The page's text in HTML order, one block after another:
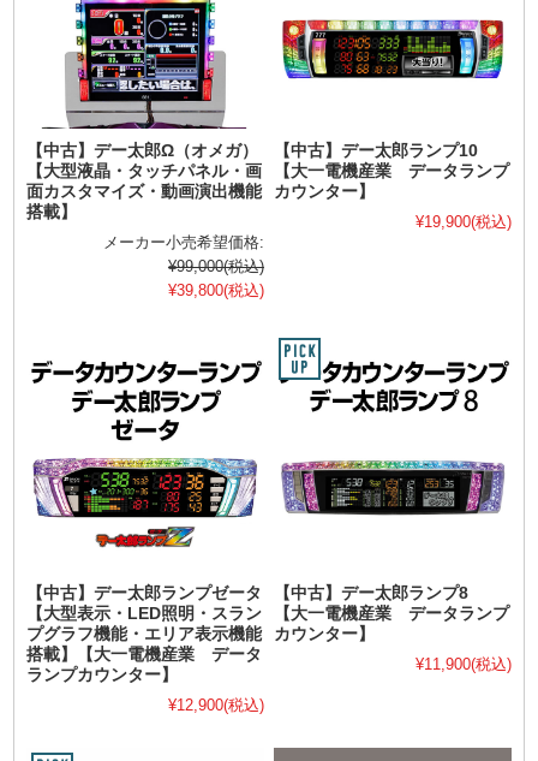
【中古】デー太郎Ω（オメガ）
【大型液晶・タッチパネル・画
面カスタマイズ・動画演出機能
搭載】
メーカー小売希望価格:
¥99,000(税込)
¥39,800(税込)
【中古】デー太郎ランプ10
【大一電機産業 データランプ
カウンター】
¥19,900(税込)
【中古】デー太郎ランプゼータ
【大型表示・LED照明・スラン
プグラフ機能・エリア表示機能
搭載】【大一電機産業 データ
ランプカウンター】
¥12,900(税込)
【中古】デー太郎ランプ8
【大一電機産業 データランプ
カウンター】
¥11,900(税込)